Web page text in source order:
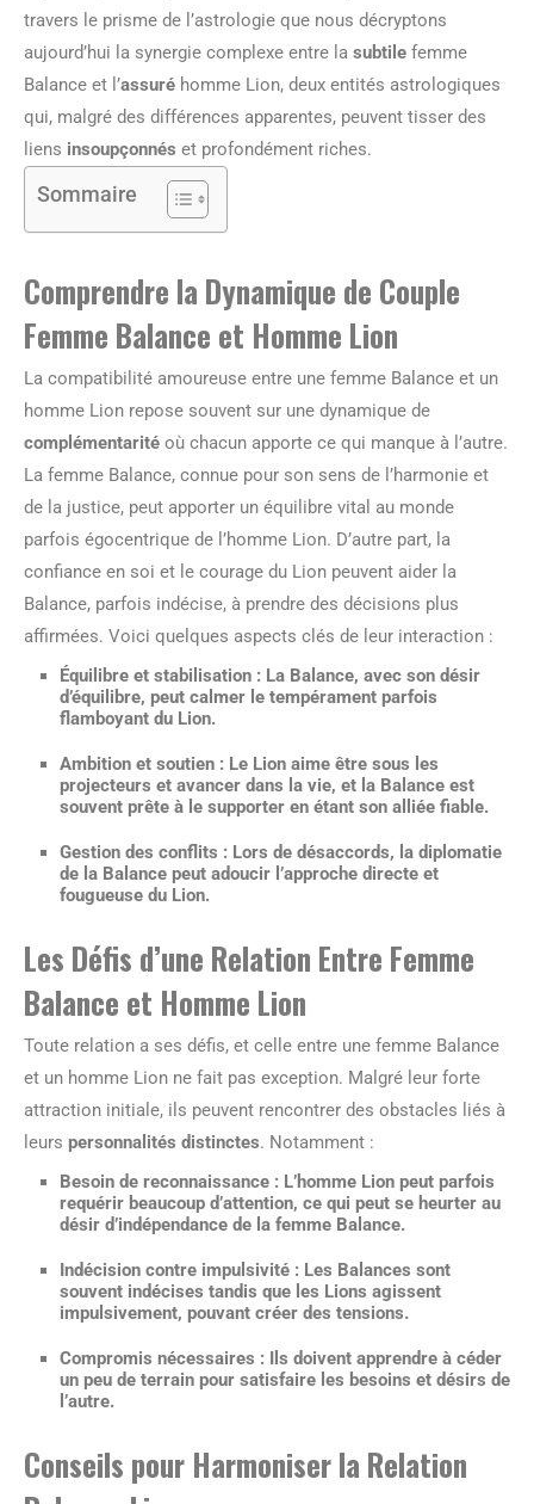
travers le prisme de l’astrologie que nous décryptons
aujourd’hui la synergie complexe entre la subtile femme
Balance et l’assuré homme Lion, deux entités astrologiques
qui, malgré des différences apparentes, peuvent tisser des
liens insoupçonnés et profondément riches.
Sommaire
Comprendre la Dynamique de Couple
Femme Balance et Homme Lion
La compatibilité amoureuse entre une femme Balance et un
homme Lion repose souvent sur une dynamique de
complémentarité où chacun apporte ce qui manque à l’autre.
La femme Balance, connue pour son sens de l’harmonie et
de la justice, peut apporter un équilibre vital au monde
parfois égocentrique de l’homme Lion. D’autre part, la
confiance en soi et le courage du Lion peuvent aider la
Balance, parfois indécise, à prendre des décisions plus
affirmées. Voici quelques aspects clés de leur interaction :
Équilibre et stabilisation : La Balance, avec son désir
d’équilibre, peut calmer le tempérament parfois
flamboyant du Lion.
Ambition et soutien : Le Lion aime être sous les
projecteurs et avancer dans la vie, et la Balance est
souvent prête à le supporter en étant son alliée fiable.
Gestion des conflits : Lors de désaccords, la diplomatie
de la Balance peut adoucir l’approche directe et
fougueuse du Lion.
Les Défis d’une Relation Entre Femme
Balance et Homme Lion
Toute relation a ses défis, et celle entre une femme Balance
et un homme Lion ne fait pas exception. Malgré leur forte
attraction initiale, ils peuvent rencontrer des obstacles liés à
leurs personnalités distinctes. Notamment :
Besoin de reconnaissance : L’homme Lion peut parfois
requérir beaucoup d’attention, ce qui peut se heurter au
désir d’indépendance de la femme Balance.
Indécision contre impulsivité : Les Balances sont
souvent indécises tandis que les Lions agissent
impulsivement, pouvant créer des tensions.
Compromis nécessaires : Ils doivent apprendre à céder
un peu de terrain pour satisfaire les besoins et désirs de
l’autre.
Conseils pour Harmoniser la Relation